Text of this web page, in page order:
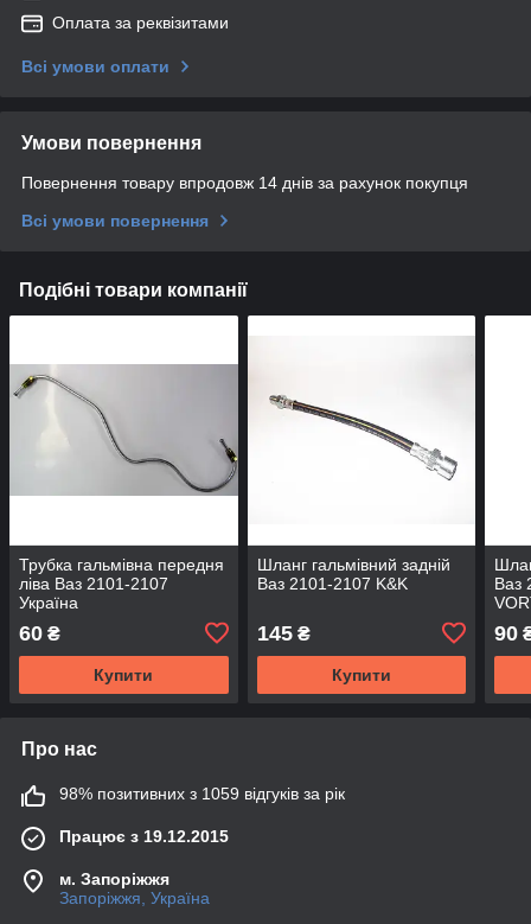
Оплата за реквізитами
Всі умови оплати
Умови повернення
Повернення товару впродовж 14 днів за рахунок покупця
Всі умови повернення
Подібні товари компанії
Трубка гальмівна передня
ліва Ваз 2101-2107
Україна
60 ₴
Купити
Шланг гальмівний задній
Ваз 2101-2107 K&K
145₴
Купити
Ваз
90
Про нас
98% позитивних з 1059 відгуків за рік
Працює з 19.12.2015
м. Запоріжжя
Запоріжжя, Україна